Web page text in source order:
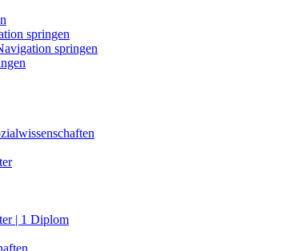
springen
springen
| 1 Diplom